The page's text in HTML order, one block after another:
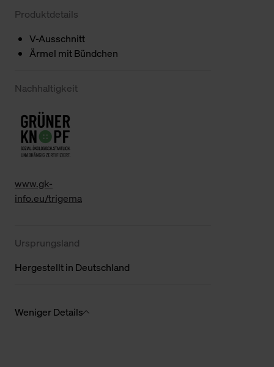
Produktdetails
V-Ausschnitt
Ärmel mit Bündchen
Nachhaltigkeit
www.gk-
info.eu/trigema
Ursprungsland
Hergestellt in Deutschland
Weniger Details